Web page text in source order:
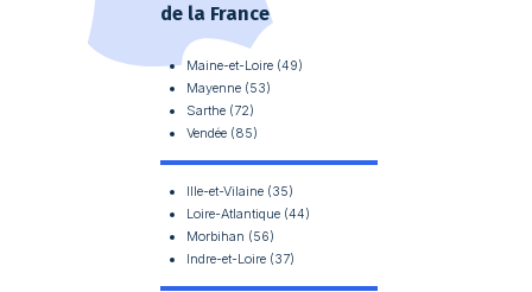
de la France
Maine-et-Loire (49)
Mayenne (53)
Sarthe (72)
Vendée (85)
Ille-et-Vilaine (35)
Loire-Atlantique (44)
Morbihan (56)
Indre-et-Loire (37)